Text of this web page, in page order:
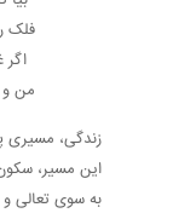
فلک
اگر
من و
زندگی، مسیری
این مسیر،
به سوی تعالی و